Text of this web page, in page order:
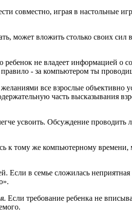
совместно, играя в настольные
может вложить столько сво­их
не владеет инфор­мацией о
- за компьюте­ром ты
все взрослые объективно
часть высказывания
усвоить. Обсуждение
к тому же компьютерному времени,
Если в семье сложи­лась
требование ребенка не